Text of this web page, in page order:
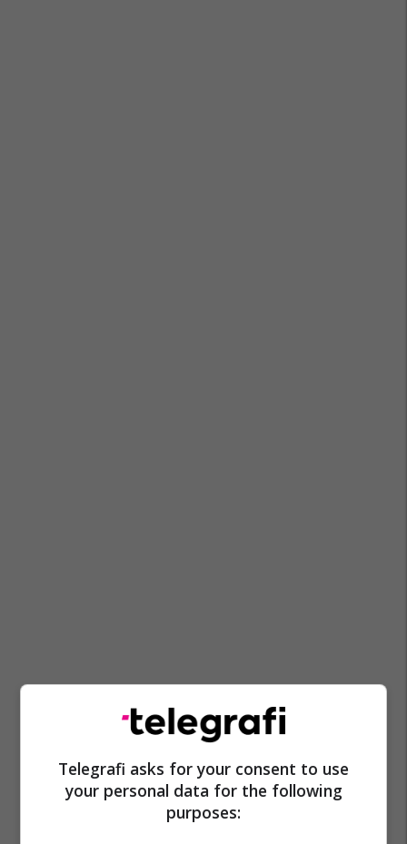
Telegrafi asks for your consent to use
your personal data for the following
purposes: